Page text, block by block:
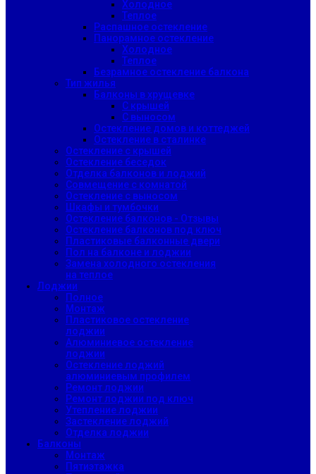
Холодное
Теплое
Распашное остекление
Панорамное остекление
Холодное
Теплое
Безрамное остекление балкона
Тип жилья
Балконы в хрущевке
С крышей
С выносом
Остекление домов и коттеджей
Остекление в сталинке
Остекление с крышей
Остекление беседок
Отделка балконов и лоджий
Совмещение с комнатой
Остекление с выносом
Шкафы и тумбочки
Остекление балконов - Отзывы
Остекление балконов под ключ
Пластиковые балконные двери
Пол на балконе и лоджии
Замена холодного остекления
на теплое
Лоджии
Полное
Монтаж
Пластиковое остекление
лоджии
Алюминиевое остекление
лоджии
Остекление лоджий
алюминиевым профилем
Ремонт лоджии
Ремонт лоджии под ключ
Утепление лоджии
Застекление лоджий
Отделка лоджии
Балконы
Монтаж
Пятиэтажка